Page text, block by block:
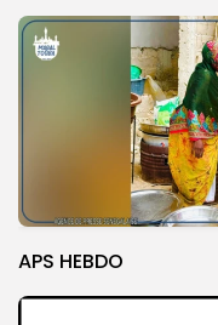
APS HEBDO